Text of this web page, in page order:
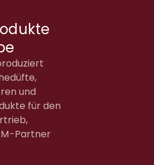
und
für den
Partner